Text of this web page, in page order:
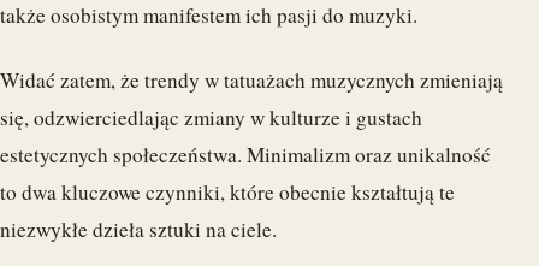
także osobistym manifestem ich pasji do muzyki.
Widać zatem, że trendy w tatuażach muzycznych zmieniają
się, odzwierciedlając zmiany w kulturze i gustach
estetycznych społeczeństwa. Minimalizm oraz unikalność
to dwa kluczowe czynniki, które obecnie kształtują te
niezwykłe dzieła sztuki na ciele.